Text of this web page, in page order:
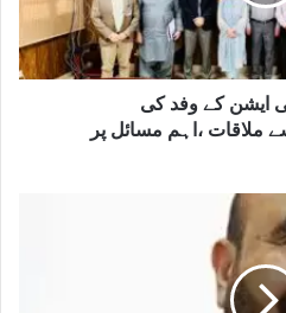
ایشن کے وفد کی
ملاقات ،اہم مسائل پر